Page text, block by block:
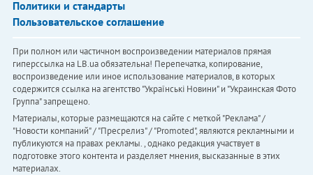
Политики и стандарты
Пользовательское соглашение
При полном или частичном воспроизведении материалов прямая
гиперссылка на LB.ua обязательна! Перепечатка, копирование,
воспроизведение или иное использование материалов, в которых
содержится ссылка на агентство "Українськi Новини" и "Украинская Фото
Группа" запрещено.
Материалы, которые размещаются на сайте с меткой "Реклама" /
"Новости компаний" / "Пресрелиз" / "Promoted", являются рекламными и
публикуются на правах рекламы. , однако редакция участвует в
подготовке этого контента и разделяет мнения, высказанные в этих
материалах.